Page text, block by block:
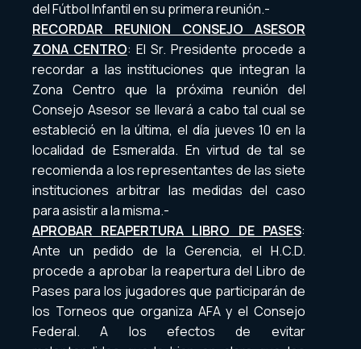
del Fútbol Infantil en su primera reunión.-
RECORDAR REUNION CONSEJO ASESOR
ZONA CENTRO: El Sr. Presidente procede a
recordar a las instituciones que integran la
Zona Centro que la próxima reunión del
Consejo Asesor se llevará a cabo tal cual se
estableció en la última, el día jueves 10 en la
localidad de Esmeralda. En virtud de tal se
recomienda a los representantes de las siete
instituciones arbitrar las medidas del caso
para asistir a la misma.-
APROBAR REAPERTURA LIBRO DE PASES:
Ante un pedido de la Gerencia, el H.C.D.
procede a aprobar la reapertura del Libro de
Pases para los jugadores que participarán de
los Torneos que organiza AFA y el Consejo
Federal. A los efectos de evitar